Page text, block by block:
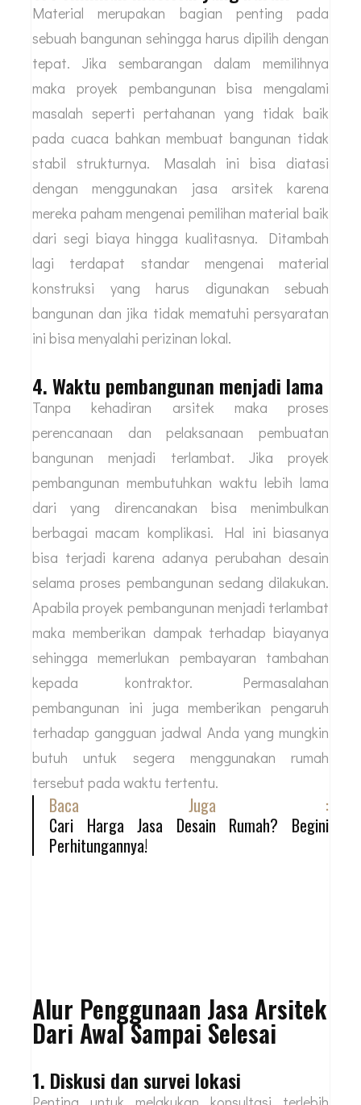
penting bagi Anda untuk mengetahui informasi
biaya jasa desain rumah.
3. Pemilihan material yang buruk
Material merupakan bagian penting pada
sebuah bangunan sehingga harus dipilih dengan
tepat. Jika sembarangan dalam memilihnya
maka proyek pembangunan bisa mengalami
masalah seperti pertahanan yang tidak baik
pada cuaca bahkan membuat bangunan tidak
stabil strukturnya. Masalah ini bisa diatasi
dengan menggunakan jasa arsitek karena
mereka paham mengenai pemilihan material baik
dari segi biaya hingga kualitasnya. Ditambah
konstruksi yang harus digunakan sebuah
bangunan dan jika tidak mematuhi persyaratan
ini bisa menyalahi perizinan lokal.
4. Waktu pembangunan menjadi lama
Tanpa kehadiran arsitek maka proses
perencanaan dan pelaksanaan pembuatan
bangunan menjadi terlambat. Jika proyek
pembangunan membutuhkan waktu lebih lama
dari yang direncanakan bisa menimbulkan
berbagai macam komplikasi. Hal ini biasanya
bisa terjadi karena adanya perubahan desain
selama proses pembangunan sedang dilakukan.
Apabila proyek pembangunan menjadi terlambat
maka memberikan dampak terhadap biayanya
sehingga memerlukan pembayaran tambahan
kepada kontraktor. Permasalahan
pembangunan ini juga memberikan pengaruh
terhadap gangguan jadwal Anda yang mungkin
butuh untuk segera menggunakan rumah